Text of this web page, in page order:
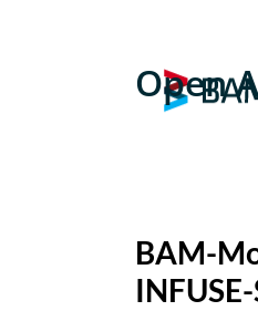
Open
BAM-